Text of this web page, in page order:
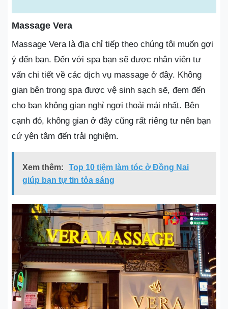
Massage Vera
Massage Vera là địa chỉ tiếp theo chúng tôi muốn gợi
ý đến bạn. Đến với spa bạn sẽ được nhân viên tư
vấn chi tiết về các dịch vụ massage ở đây. Không
gian bên trong spa được vệ sinh sạch sẽ, đem đến
cho bạn không gian nghỉ ngơi thoải mái nhất. Bên
cạnh đó, không gian ở đây cũng rất riêng tư nên bạn
cứ yên tâm đến trải nghiệm.
Xem thêm:
Top 10 tiệm làm tóc ở Đồng Nai
giúp bạn tự tin tỏa sáng